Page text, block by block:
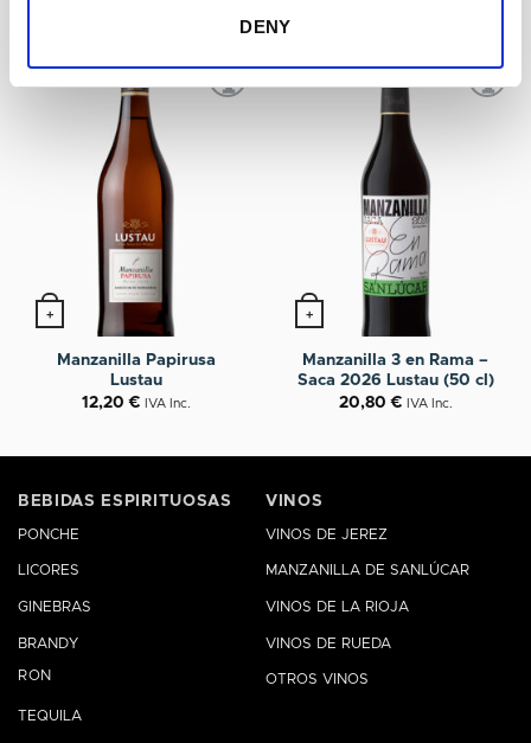
DENY
+
Manzanilla Papirusa
Lustau
12,20€ IVA Inc.
+
Manzanilla 3 en Rama –
Saca 2026 Lustau (50 cl)
20,80€ IVA Inc.
BEBIDAS ESPIRITUOSAS
PONCHE
LICORES
GINEBRAS
BRANDY
RON
TEQUILA
VINOS
VINOS DE JEREZ
MANZANILLA DE SANLÚCAR
VINOS DE LA RIOJA
VINOS DE RUEDA
OTROS VINOS